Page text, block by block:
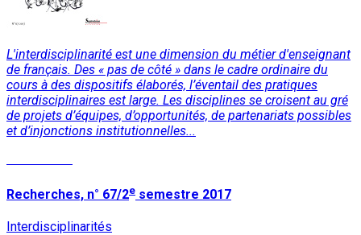
L'interdisciplinarité est une dimension du métier d'enseignant
de français. Des « pas de côté » dans le cadre ordinaire du
cours à des dispositifs élaborés, l’éventail des pratiques
interdisciplinaires est large. Les disciplines se croisent au gré
de projets d’équipes, d’opportunités, de partenariats possibles
et d’injonctions institutionnelles...
Recherches, n° 67/2e semestre 2017
Interdisciplinarités